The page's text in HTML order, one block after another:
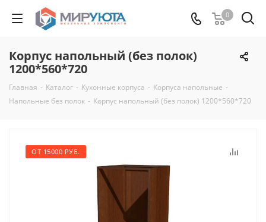
0
Корпус напольный (без полок)
1200*560*720
Главная - Каталог - Кухонные корпуса - Корпуса напольные -
Напольные без полок - Корпус напольный (без полок) 1200*560*720
ОТ 15000 РУБ.